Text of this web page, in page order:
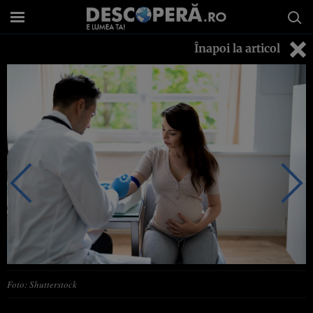
Înapoi la articol
Foto: Shutterstock